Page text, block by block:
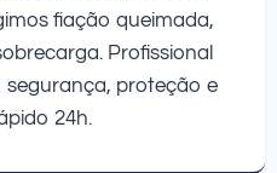
fiação queimada,
Profissional
proteção e
24h.